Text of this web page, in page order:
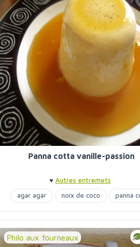
Panna cotta vanille-passion
♥ Autres entremets
agar agar
noix de coco panna
Philo aux fourneaux